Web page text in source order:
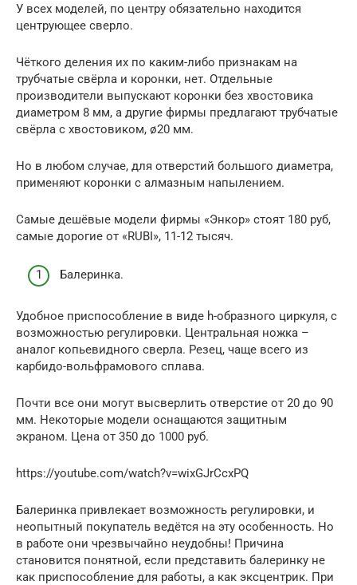
У всех моделей, по центру обязательно находится
центрующее сверло.
Чёткого деления их по каким-либо признакам на
трубчатые свёрла и коронки, нет. Отдельные
производители выпускают коронки без хвостовика
диаметром 8 мм, а другие фирмы предлагают трубчатые
свёрла с хвостовиком, ø20 мм.
Но в любом случае, для отверстий большого диаметра,
применяют коронки с алмазным напылением.
Самые дешёвые модели фирмы «Энкор» стоят 180 руб,
самые дорогие от «RUBI», 11-12 тысяч.
Балеринка.
Удобное приспособление в виде h-образного циркуля, с
возможностью регулировки. Центральная ножка –
аналог копьевидного сверла. Резец, чаще всего из
карбидо-вольфрамового сплава.
Почти все они могут высверлить отверстие от 20 до 90
мм. Некоторые модели оснащаются защитным
экраном. Цена от 350 до 1000 руб.
https://youtube.com/watch?v=wixGJrCcxPQ
Балеринка привлекает возможность регулировки, и
неопытный покупатель ведётся на эту особенность. Но
в работе они чрезвычайно неудобны! Причина
становится понятной, если представить балеринку не
как приспособление для работы, а как эксцентрик. При